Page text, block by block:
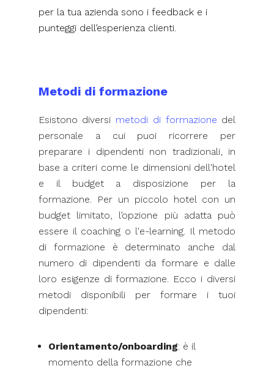
per la tua azienda sono i feedback e i
punteggi dell’esperienza clienti.
Metodi di formazione
Esistono diversi metodi di formazione del
personale a cui puoi ricorrere per
preparare i dipendenti non tradizionali, in
base a criteri come le dimensioni dell'hotel
e il budget a disposizione per la
formazione. Per un piccolo hotel con un
budget limitato, l’opzione più adatta può
essere il coaching o l'e-learning. Il metodo
di formazione è determinato anche dal
numero di dipendenti da formare e dalle
loro esigenze di formazione. Ecco i diversi
metodi disponibili per formare i tuoi
dipendenti:
Orientamento/onboarding: è il
momento della formazione che